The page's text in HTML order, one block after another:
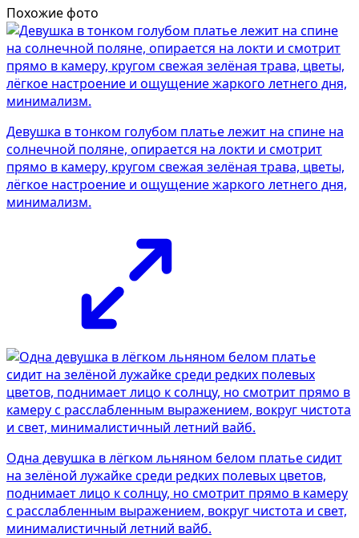
Похожие фото
Девушка в тонком голубом платье лежит на спине на
солнечной поляне, опирается на локти и смотрит
прямо в камеру, кругом свежая зелёная трава, цветы,
лёгкое настроение и ощущение жаркого летнего дня,
минимализм.
Одна девушка в лёгком льняном белом платье сидит
на зелёной лужайке среди редких полевых цветов,
поднимает лицо к солнцу, но смотрит прямо в камеру
с расслабленным выражением, вокруг чистота и свет,
минималистичный летний вайб.